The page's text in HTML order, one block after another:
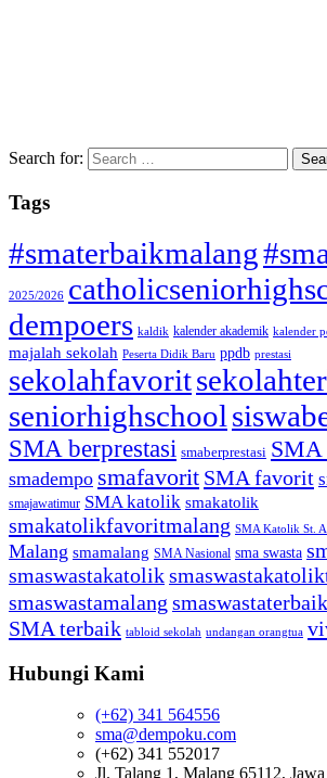
Search for:
Tags
#smaterbaikmalang
2025/2026
dempoers kaldik kalender akademik kalender
majalah sekolah Peserta Didik Baru ppdb prestasi
sekolahfavorit
seniorhighschool
SMA berprestasi smaberprestasi SMA
smadempo smafavorit SMA favorit
smajawatimur SMA katolik smakatolik
smakatolikfavoritmalang SMA Katolik St.
Malang smamalang SMA Nasional sma swasta
smaswastakatolik
smaswastamalang smaswastaterbaik
SMA terbaik tabloid sekolah undangan orangtua
Hubungi Kami
(+62) 341 564556
sma@dempoku.com
(+62) 341 552017
Jl. Talang 1, Malang 65112,